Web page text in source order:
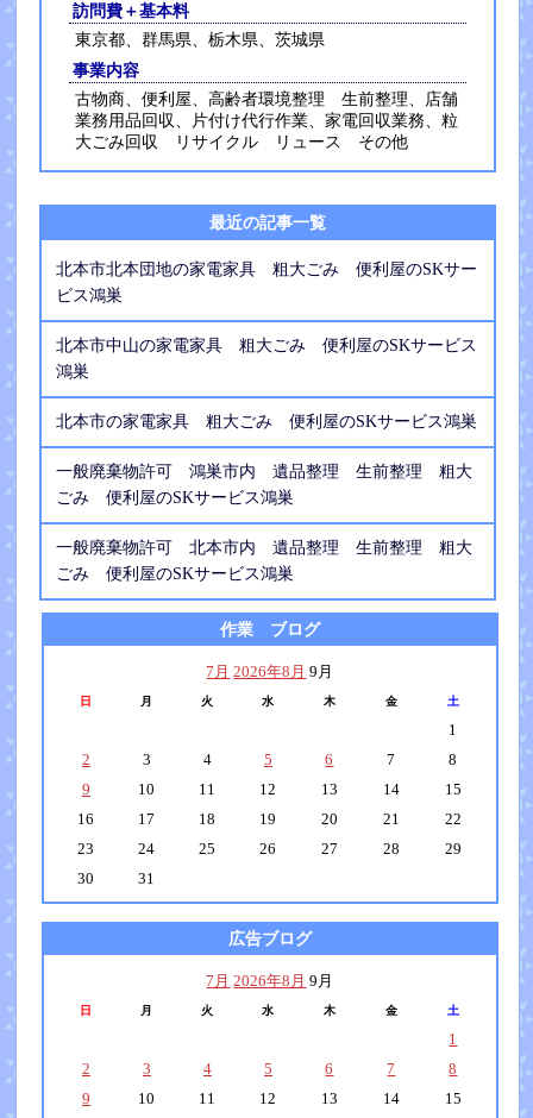
訪問費＋基本料
東京都、群馬県、栃木県、茨城県
事業内容
古物商、便利屋、高齢者環境整理 生前整理、店舗
業務用品回収、片付け代行作業、家電回収業務、粒
大ごみ回収 リサイクル リュース その他
最近の記事一覧
北本市北本団地の家電家具 粗大ごみ 便利屋のSKサー
ビス鴻巣
北本市中山の家電家具 粗大ごみ 便利屋のSKサービス
鴻巣
北本市の家電家具 粗大ごみ 便利屋のSKサービス鴻巣
一般廃棄物許可 鴻巣市内 遺品整理 生前整理 粗大
ごみ 便利屋のSKサービス鴻巣
一般廃棄物許可 北本市内 遺品整理 生前整理 粗大
ごみ 便利屋のSKサービス鴻巣
作業 ブログ
7月 2026年8月 9月
日 月 火 水 木 金 土
1
2
3 4 5 6 7
8
9
10 11 12 13 14
15
16
17 18 19 20 21
22
23
24 25 26 27 28
29
30
31
広告ブログ
7月 2026年8月 9月
日 月 火 水 木 金 土
1
2
3 4 5 6 7
8
9
10 11 12 13 14
15